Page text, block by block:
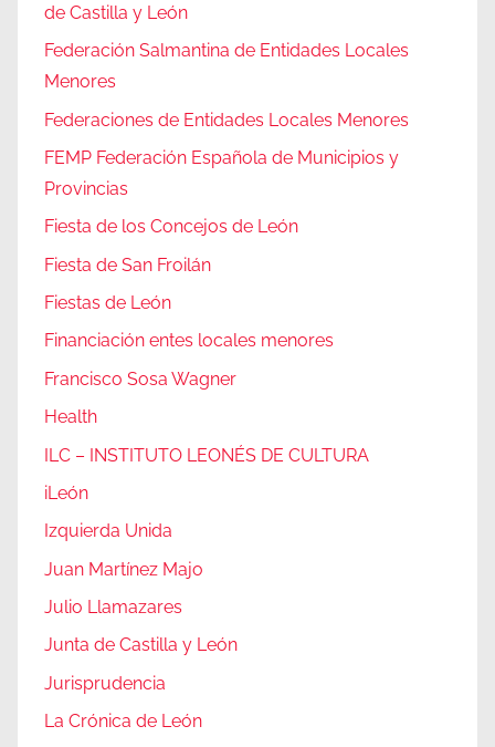
de Castilla y León
Federación Salmantina de Entidades Locales
Menores
Federaciones de Entidades Locales Menores
FEMP Federación Española de Municipios y
Provincias
Fiesta de los Concejos de León
Fiesta de San Froilán
Fiestas de León
Financiación entes locales menores
Francisco Sosa Wagner
Health
ILC – INSTITUTO LEONÉS DE CULTURA
iLeón
Izquierda Unida
Juan Martínez Majo
Julio Llamazares
Junta de Castilla y León
Jurisprudencia
La Crónica de León